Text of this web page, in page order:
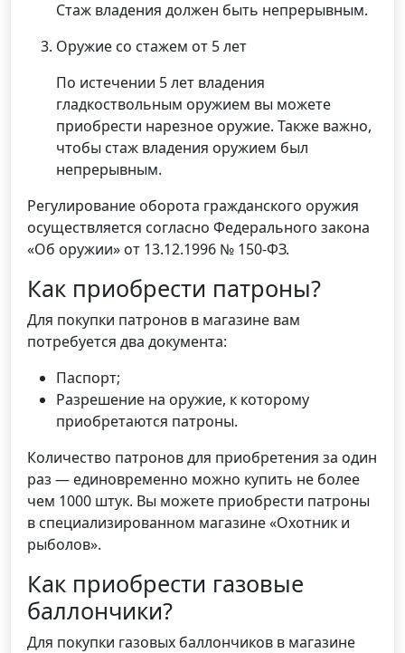
Стаж владения должен быть непрерывным.
Оружие со стажем от 5 лет
По истечении 5 лет владения
гладкоствольным оружием вы можете
приобрести нарезное оружие. Также важно,
чтобы стаж владения оружием был
непрерывным.
Регулирование оборота гражданского оружия
осуществляется согласно Федерального закона
«Об оружии» от 13.12.1996 № 150-ФЗ.
Как приобрести патроны?
Для покупки патронов в магазине вам
потребуется два документа:
Паспорт;
Разрешение на оружие, к которому
приобретаются патроны.
Количество патронов для приобретения за один
раз — единовременно можно купить не более
чем 1000 штук. Вы можете приобрести патроны
в специализированном магазине «Охотник и
рыболов».
Как приобрести газовые
баллончики?
Для покупки газовых баллончиков в магазине